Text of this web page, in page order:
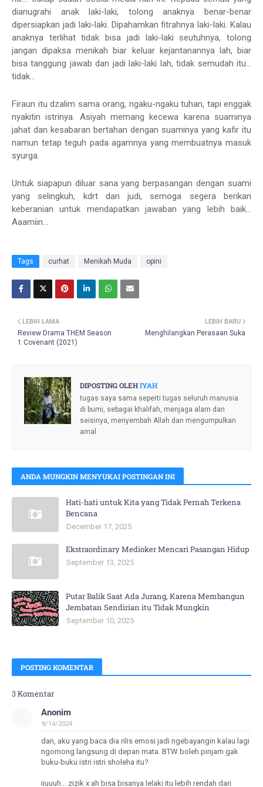
dianugrahi anak laki-laki, tolong anaknya benar-benar
dipersiapkan jadi laki-laki. Dipahamkan fitrahnya laki-laki. Kalau
anaknya terlihat tidak bisa jadi laki-laki seutuhnya, tolong
jangan dipaksa menikah biar keluar kejantanannya lah, biar
bisa tanggung jawab dan jadi laki-laki lah, tidak semudah itu...
tidak...
Firaun itu dzalim sama orang, ngaku-ngaku tuhan, tapi enggak
nyakitin istrinya. Asiyah memang kecewa karena suaminya
jahat dan kesabaran bertahan dengan suaminya yang kafir itu
namun tetap teguh pada agamnya yang membuatnya masuk
syurga.
Untuk siapapun diluar sana yang berpasangan dengan suami
yang selingkuh, kdrt dan judi, semoga segera berikan
keberanian untuk mendapatkan jawaban yang lebih baik...
Aaamiin...
Tags curhat Menikah Muda opini
LEBIH BARU
Menghilangkan Perasaan Suka
LEBIH LAMA
Review Drama THEM Season
1:Covenant (2021)
DIPOSTING OLEHIYAH
tugas saya sama seperti tugas seluruh manusia
di bumi, sebagai khalifah, menjaga alam dan
seisinya, menyembah Allah dan mengumpulkan
amal.
ANDA MUNGKIN MENYUKAI POSTINGAN INI
Hati-hati untuk Kita yang Tidak Pernah Terkena
Bencana
December 17, 2025
Ekstraordinary Medioker Mencari Pasangan Hidup
September 13, 2025
Putar Balik Saat Ada Jurang, Karena Membangun
Jembatan Sendirian itu Tidak Mungkin
September 10, 2025
POSTING KOMENTAR
3 Komentar
Anonim
8/14/2024
dan, aku yang baca dia rilis emosi jadi ngebayangin kalau lagi
ngomong langsung di depan mata. BTW boleh pinjam gak
buku-buku istri istri sholeha itu?
iiuuuh... zizik x ah bisa bisanya lelaki itu lebih rendah dari